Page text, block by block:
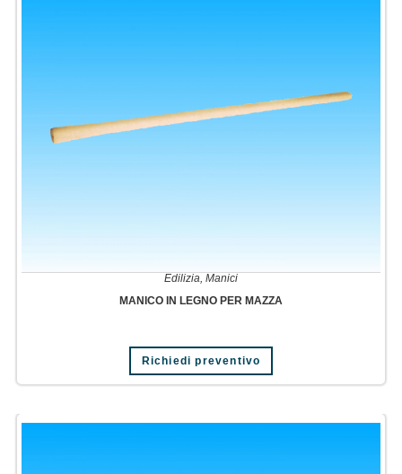
Edilizia, Manici
MANICO IN LEGNO PER MAZZA
Richiedi preventivo